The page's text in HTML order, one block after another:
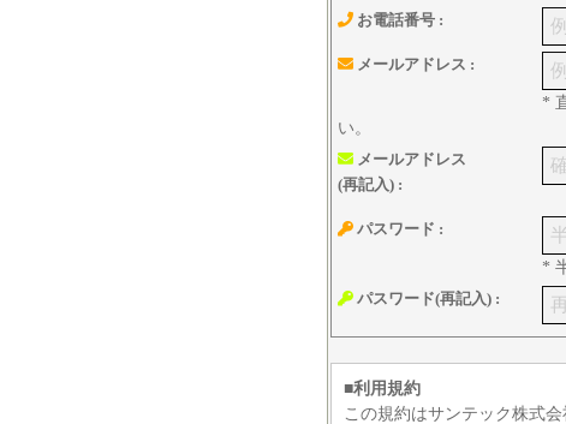
お電話番号 :
メールアドレス :
*
い。
メールアドレス
(再記入) :
パスワード :
*
パスワード(再記入) :